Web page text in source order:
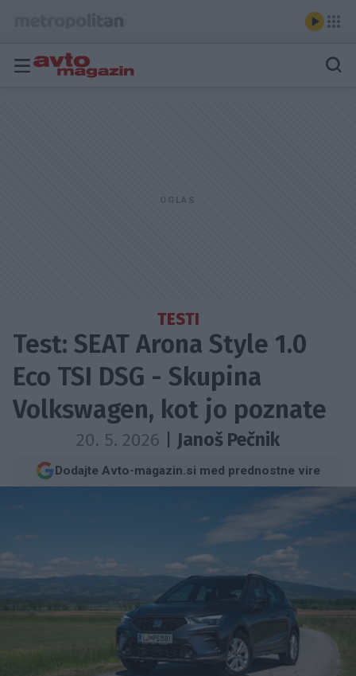
TESTI
Test: SEAT Arona Style 1.0
Eco TSI DSG - Skupina
Volkswagen, kot jo poznate
20. 5. 2026 Janoš Pečnik
Dodajte Avto-magazin.si med prednostne vire